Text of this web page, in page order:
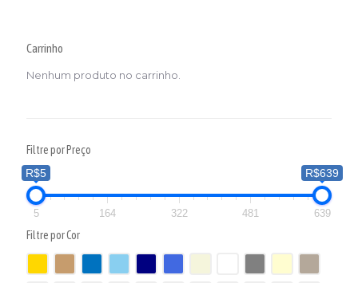
Carrinho
Nenhum produto no carrinho.
Filtre por Preço
R$5
R$639
5 164 322 481 639
Filtre por Cor